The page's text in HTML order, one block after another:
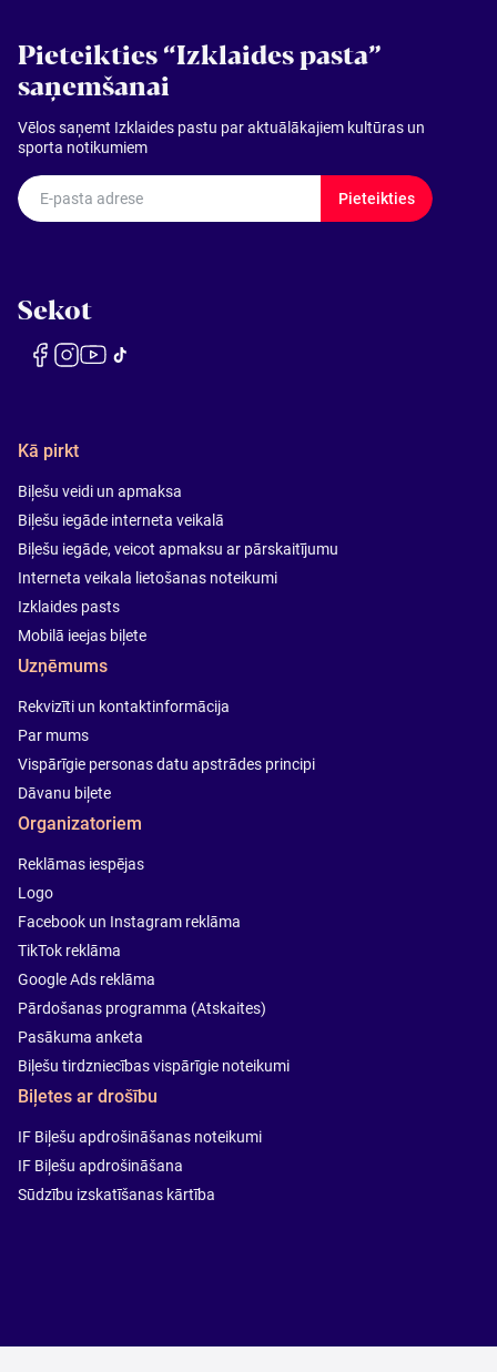
Pieteikties “Izklaides pasta”
saņemšanai
Vēlos saņemt Izklaides pastu par aktuālākajiem kultūras un
sporta notikumiem
E-pasta adrese Pieteikties
Sekot
Kā pirkt
Biļešu veidi un apmaksa
Biļešu iegāde interneta veikalā
Biļešu iegāde, veicot apmaksu ar pārskaitījumu
Interneta veikala lietošanas noteikumi
Izklaides pasts
Mobilā ieejas biļete
Uzņēmums
Rekvizīti un kontaktinformācija
Par mums
Vispārīgie personas datu apstrādes principi
Dāvanu biļete
Organizatoriem
Reklāmas iespējas
Logo
Facebook un Instagram reklāma
TikTok reklāma
Google Ads reklāma
Pārdošanas programma (Atskaites)
Pasākuma anketa
Biļešu tirdzniecības vispārīgie noteikumi
Biļetes ar drošību
IF Biļešu apdrošināšanas noteikumi
IF Biļešu apdrošināšana
Sūdzību izskatīšanas kārtība